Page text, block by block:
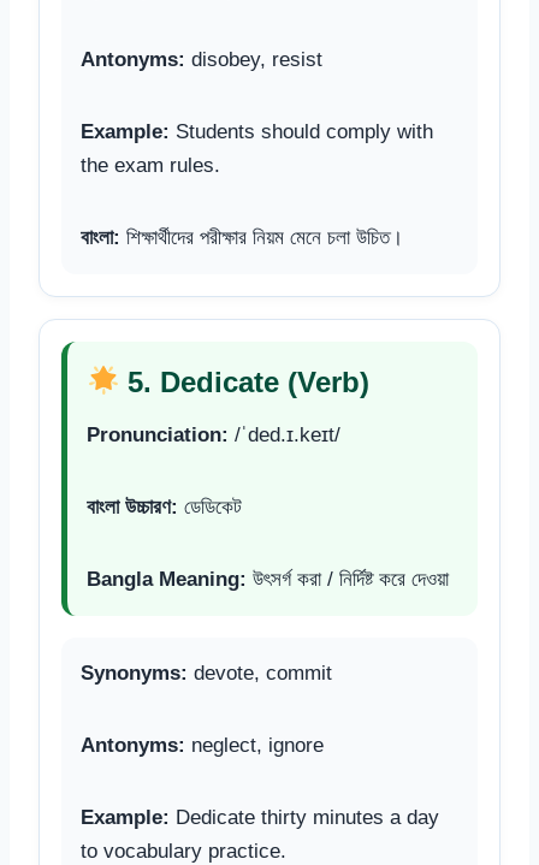
Antonyms: disobey, resist
Example: Students should comply with
the exam rules.
বাংলা: শিক্ষার্থীদের পরীক্ষার নিয়ম মেনে চলা উচিত।
5. Dedicate (Verb)
Pronunciation: /ˈded.ɪ.keɪt/
বাংলা উচ্চারণ: ডেডিকেট
Bangla Meaning: উৎসর্গ করা / নির্দিষ্ট করে দেওয়া
Synonyms: devote, commit
Antonyms: neglect, ignore
Example: Dedicate thirty minutes a day
to vocabulary practice.